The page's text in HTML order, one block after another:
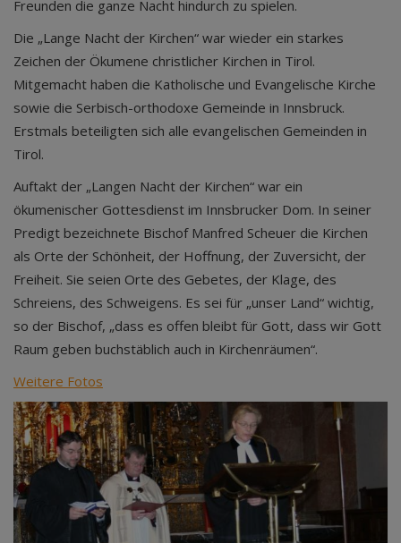
Freunden die ganze Nacht hindurch zu spielen.
Die „Lange Nacht der Kirchen“ war wieder ein starkes
Zeichen der Ökumene christlicher Kirchen in Tirol.
Mitgemacht haben die Katholische und Evangelische Kirche
sowie die Serbisch-orthodoxe Gemeinde in Innsbruck.
Erstmals beteiligten sich alle evangelischen Gemeinden in
Tirol.
Auftakt der „Langen Nacht der Kirchen“ war ein
ökumenischer Gottesdienst im Innsbrucker Dom. In seiner
Predigt bezeichnete Bischof Manfred Scheuer die Kirchen
als Orte der Schönheit, der Hoffnung, der Zuversicht, der
Freiheit. Sie seien Orte des Gebetes, der Klage, des
Schreiens, des Schweigens. Es sei für „unser Land“ wichtig,
so der Bischof, „dass es offen bleibt für Gott, dass wir Gott
Raum geben buchstäblich auch in Kirchenräumen“.
Weitere Fotos